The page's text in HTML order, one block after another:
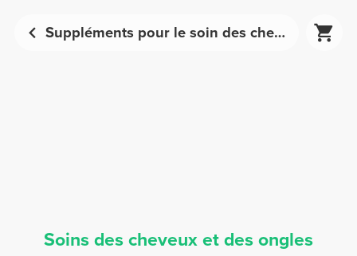
Suppléments pour le soin des cheveux et des ongles | Prozis
Soins des cheveux et des ongles